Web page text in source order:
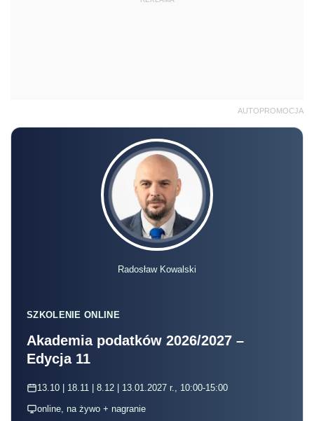
SZKOLENIE ONLINE
Akademia podatków 2026/2027 –
13.10 | 18.11 | 8.12 | 13.01.2027 r., 10:00-15:00
online, na żywo + nagranie
Zapisz się
podatkowym nabywa i zbywa udziały/akcje w
spółkach. W 2015 r. dokonał odpłatnego zbycia
akcji polskiej spółkiakcyjnej. Zgodnie z umową
sprzedaży akcji, termin zapłaty wyznaczono na